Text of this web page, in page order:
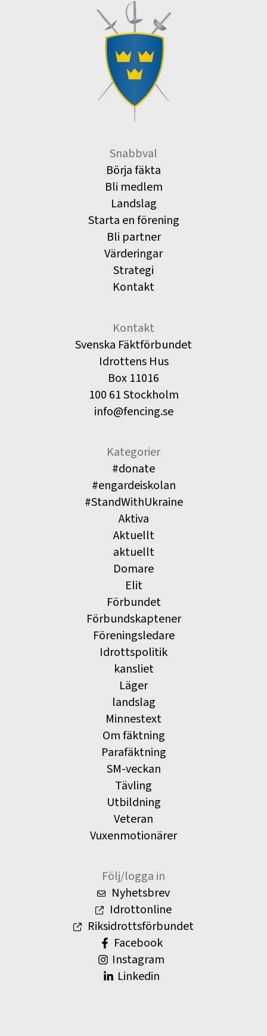
Snabbval
Börja fäkta
Bli medlem
Landslag
Starta en förening
Bli partner
Värderingar
Strategi
Kontakt
Kontakt
Svenska Fäktförbundet
Idrottens Hus
Box 11016
100 61 Stockholm
info@fencing.se
Kategorier
#donate
#engardeiskolan
#StandWithUkraine
Aktiva
Aktuellt
aktuellt
Domare
Elit
Förbundet
Förbundskaptener
Föreningsledare
Idrottspolitik
kansliet
Läger
landslag
Minnestext
Om fäktning
Parafäktning
SM-veckan
Tävling
Utbildning
Veteran
Vuxenmotionärer
Följ/logga in
Nyhetsbrev
Idrottonline
Riksidrottsförbundet
Facebook
Instagram
Linkedin